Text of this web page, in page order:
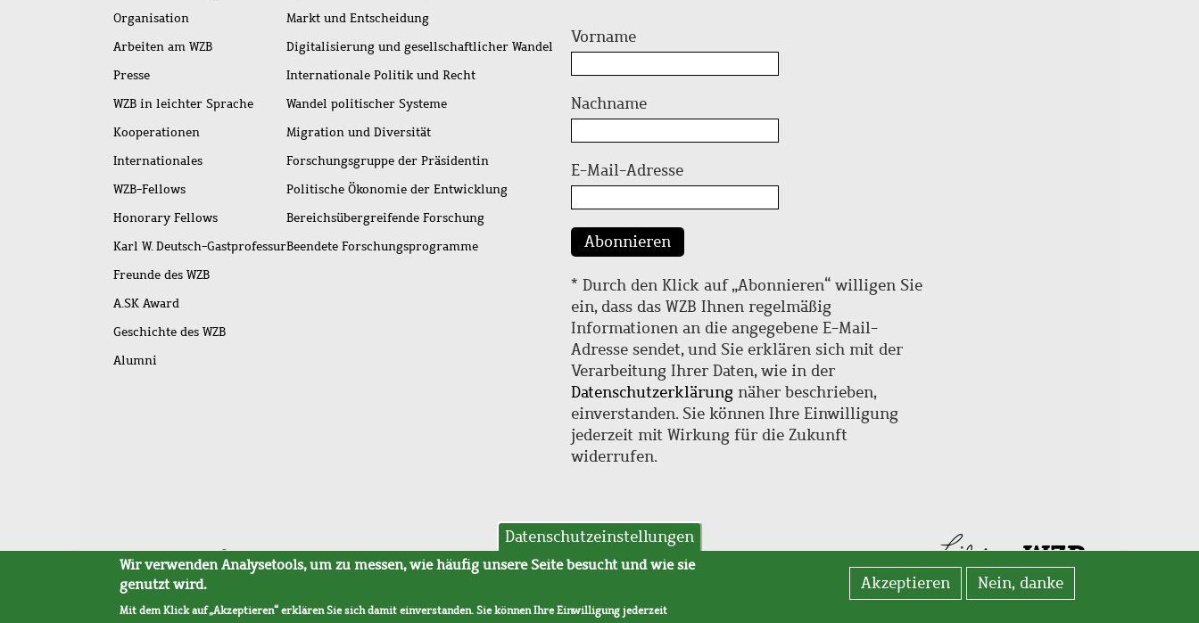
Organisation
Arbeiten am WZB
Presse
WZB in leichter Sprache
Kooperationen
Internationales
WZB-Fellows
Honorary Fellows
Karl W. Deutsch-Gastprofessur
Freunde des WZB
A.SK Award
Geschichte des WZB
Alumni
Markt und Entscheidung
Digitalisierung und gesellschaftlicher Wandel
Internationale Politik und Recht
Wandel politischer Systeme
Migration und Diversität
Forschungsgruppe der Präsidentin
Politische Ökonomie der Entwicklung
Bereichsübergreifende Forschung
Beendete Forschungsprogramme
Vorname
Nachname
E-Mail-Adresse
Abonnieren
* Durch den Klick auf „Abonnieren“ willigen Sie
ein, dass das WZB Ihnen regelmäßig
Informationen an die angegebene E-Mail-
Adresse sendet, und Sie erklären sich mit der
Verarbeitung Ihrer Daten, wie in der
Datenschutzerklärung näher beschrieben,
einverstanden. Sie können Ihre Einwilligung
jederzeit mit Wirkung für die Zukunft
widerrufen.
Fußleistenmenü
SitemapBarrierefreiheitImpressumDatenschutzAVB
Datenschutzeinstellungen
Wir verwenden Analysetools, um zu messen, wie häufig unsere Seite besucht und wie sie
genutzt wird.
Mit dem Klick auf „Akzeptieren“ erklären Sie sich damit einverstanden. Sie können Ihre Einwilligung jederzeit
Akzeptieren Nein, danke